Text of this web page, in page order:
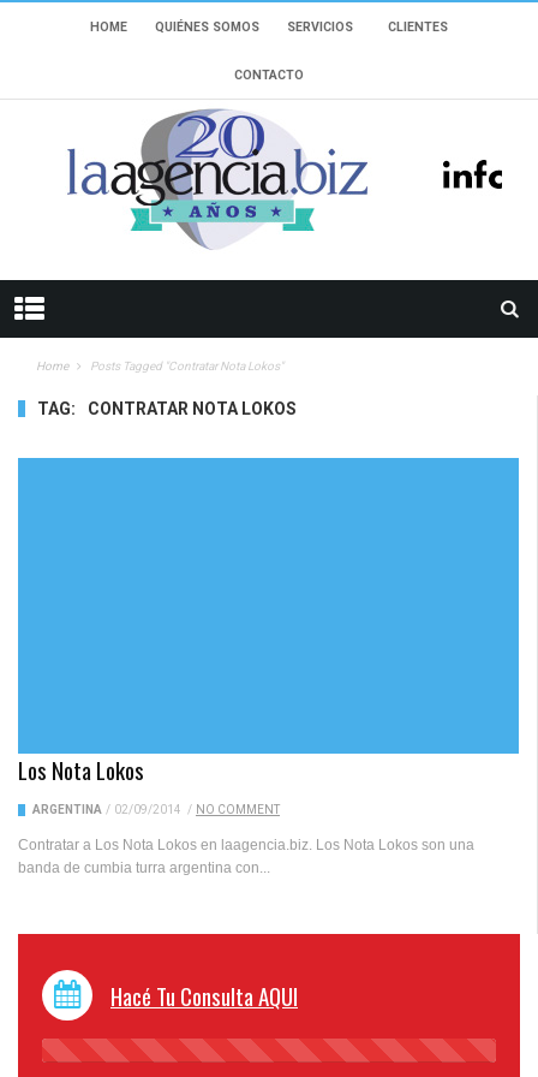
HOME QUIÉNES SOMOS SERVICIOS CLIENTES
CONTACTO
Home Posts Tagged "Contratar Nota Lokos"
TAG: CONTRATAR NOTA LOKOS
Los Nota Lokos
ARGENTINA / 02/09/2014 / NO COMMENT
Contratar a Los Nota Lokos en laagencia.biz. Los Nota Lokos son una
banda de cumbia turra argentina con...
Hacé Tu Consulta AQUI
45%